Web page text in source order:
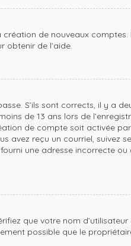
de nouveaux
obtenir de l’aide.
S’ils sont corrects, il y a
de 13 ans lors de
de compte soit activée
avez reçu un courriel, suivez
une adresse incorrecte
que votre nom
possible que le